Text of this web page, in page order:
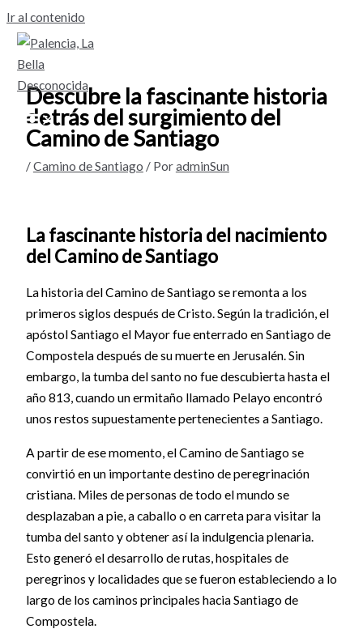
Ir al contenido
Descubre la fascinante historia
detrás del surgimiento del
Camino de Santiago
/Camino de Santiago / PoradminSun
La fascinante historia del nacimiento
del Camino de Santiago
La historia del Camino de Santiago se remonta a los
primeros siglos después de Cristo. Según la tradición, el
apóstol Santiago el Mayor fue enterrado en Santiago de
Compostela después de su muerte en Jerusalén. Sin
embargo, la tumba del santo no fue descubierta hasta el
año 813, cuando un ermitaño llamado Pelayo encontró
unos restos supuestamente pertenecientes a Santiago.
A partir de ese momento, el Camino de Santiago se
convirtió en un importante destino de peregrinación
cristiana. Miles de personas de todo el mundo se
desplazaban a pie, a caballo o en carreta para visitar la
tumba del santo y obtener así la indulgencia plenaria.
Esto generó el desarrollo de rutas, hospitales de
peregrinos y localidades que se fueron estableciendo a lo
largo de los caminos principales hacia Santiago de
Compostela.